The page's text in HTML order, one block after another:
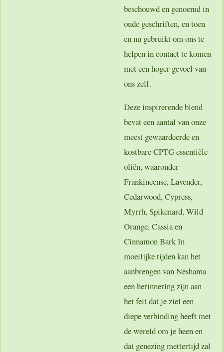
beschouwd en genoemd in
oude geschriften, en toen
en nu gebruikt om ons te
helpen in contact te komen
met een hoger gevoel van
ons zelf.
Deze inspirerende blend
bevat een aantal van onze
meest gewaardeerde en
kostbare CPTG essentiële
oliën, waaronder
Frankincense, Lavender,
Cedarwood, Cypress,
Myrrh, Spikenard, Wild
Orange, Cassia en
Cinnamon Bark In
moeilijke tijden kan het
aanbrengen van Neshama
een herinnering zijn aan
het feit dat je ziel een
diepe verbinding heeft met
de wereld om je heen en
dat genezing mettertijd zal